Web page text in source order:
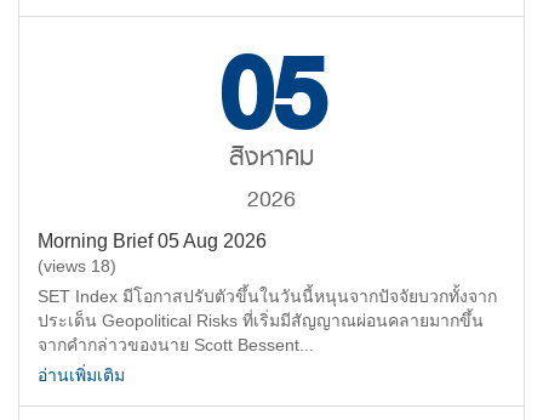
05
สิงหาคม
2026
Morning Brief 05 Aug 2026
(views 18)
SET Index มีโอกาสปรับตัวขึ้นในวันนี้หนุนจากปัจจัยบวกทั้งจาก
ประเด็น Geopolitical Risks ที่เริ่มมีสัญญาณผ่อนคลายมากขึ้น
จากคำกล่าวของนาย Scott Bessent...
อ่านเพิ่มเติม